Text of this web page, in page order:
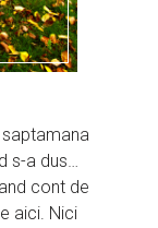
s-a dus…
cont de
aici. Nici